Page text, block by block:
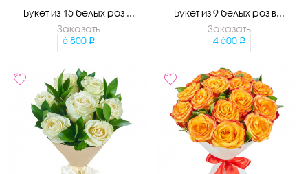
Букет из 15 белых роз ...
Заказать
6 800
Букет из 9 белых роз в...
Заказать
4 600